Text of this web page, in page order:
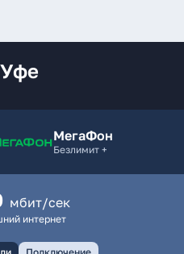
МегаФон
Безлимит +
мбит/сек
интернет